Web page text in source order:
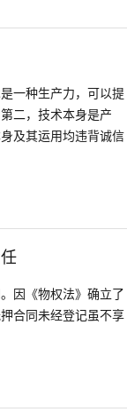
一种生产力，可以提
二，技术本身是产
及其运用均违背诚信
因《物权法》确立了
合同未经登记虽不享